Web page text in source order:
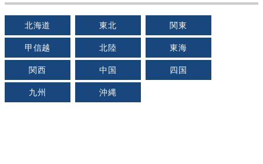
北海道 東北 関東
甲信越 北陸 東海
関西 中国 四国
九州 沖縄